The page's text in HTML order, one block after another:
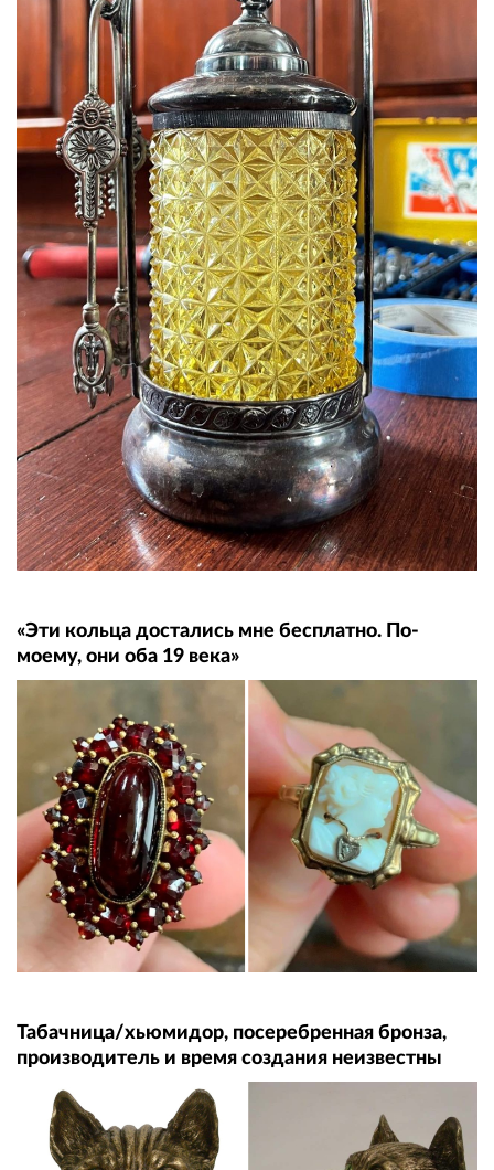
«Эти кольца достались мне бесплатно. По-
моему, они оба 19 века»
Табачница/хьюмидор, посеребренная бронза,
производитель и время создания неизвестны